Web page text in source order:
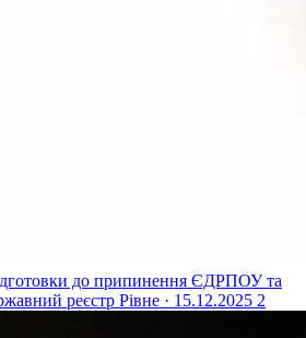
до припинення ЄДРПОУ та
реєстр Рівне · 15.12.2025 2